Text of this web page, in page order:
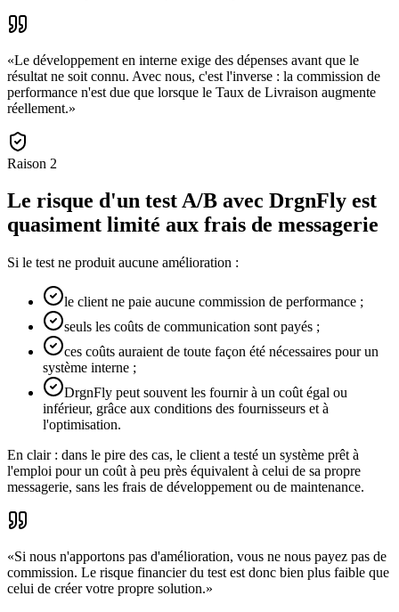
«Le développement en interne exige des dépenses avant que le
résultat ne soit connu. Avec nous, c'est l'inverse : la commission de
performance n'est due que lorsque le Taux de Livraison augmente
réellement.»
Raison 2
Le risque d'un test A/B avec DrgnFly est
quasiment limité aux frais de messagerie
Si le test ne produit aucune amélioration :
le client ne paie aucune commission de performance ;
seuls les coûts de communication sont payés ;
ces coûts auraient de toute façon été nécessaires pour un
système interne ;
DrgnFly peut souvent les fournir à un coût égal ou
inférieur, grâce aux conditions des fournisseurs et à
l'optimisation.
En clair : dans le pire des cas, le client a testé un système prêt à
l'emploi pour un coût à peu près équivalent à celui de sa propre
messagerie, sans les frais de développement ou de maintenance.
«Si nous n'apportons pas d'amélioration, vous ne nous payez pas de
commission. Le risque financier du test est donc bien plus faible que
celui de créer votre propre solution.»